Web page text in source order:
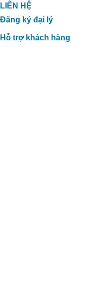
LIÊN HỆ
Đăng ký đại lý
Hỗ trợ khách hàng